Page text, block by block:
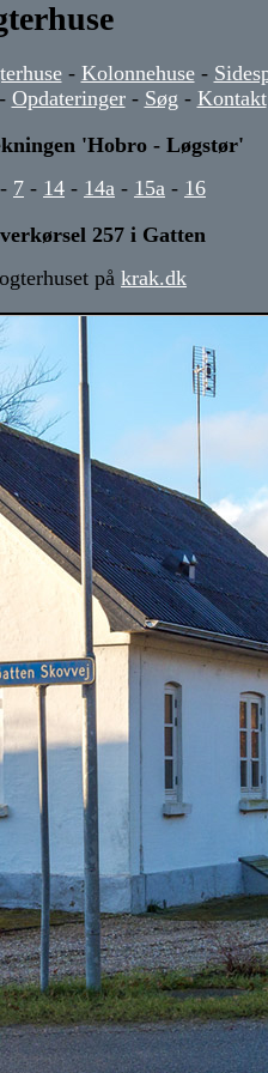
- Kolonnehuse-
Opdateringer- Søg - Kontakt
'Hobro - Løgstør'
- 7 - 14 - 14a - 15a - 16
257 i Gatten
på krak.dk